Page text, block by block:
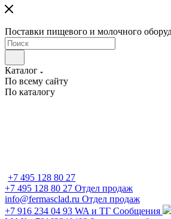
Поставки пищевого и молочного
Каталог
По всему сайту
По каталогу
+7 495 128 80 27
+7 495 128 80 27 Отдел продаж
info@fermasclad.ru Отдел продаж
+7 916 234 04 93 WA и ТГ Сообщения